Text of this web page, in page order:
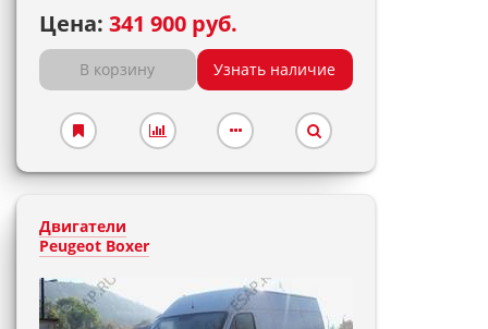
Цена: 341 900 руб.
В корзину Узнать наличие
Двигатели
Peugeot Boxer